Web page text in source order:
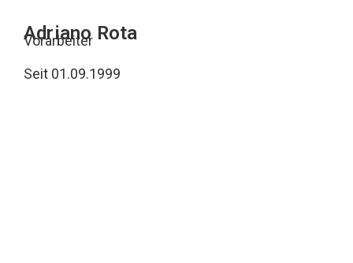
Adriano Rota
Vorarbeiter
Seit 01.09.1999